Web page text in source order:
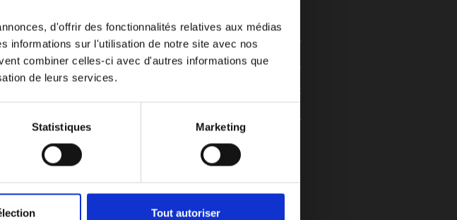
d'offrir des fonctionnalités relatives aux médias
informations sur l'utilisation de notre site avec nos
combiner celles-ci avec d'autres informations que
de leurs services.
Statistiques Marketing
Tout autoriser
devises
Contact – Conserver
Politique de cookies et de confidentialité
Paiement